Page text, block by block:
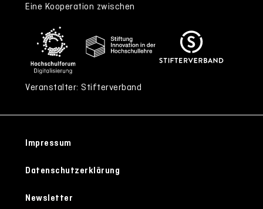
Eine Kooperation zwischen
Veranstalter: Stifterverband
Impressum
Datenschutzerklärung
Newsletter